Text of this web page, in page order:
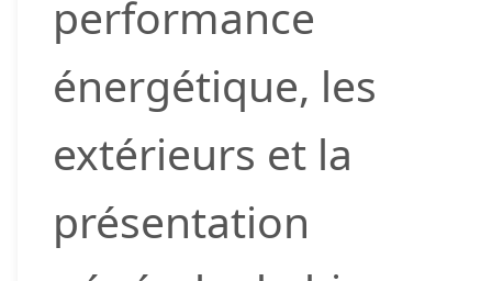
performance
énergétique, les
extérieurs et la
présentation